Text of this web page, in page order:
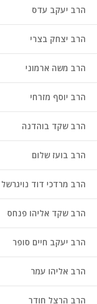
הרב יעקב עדס
הרב יצחק בצרי
הרב משה ארמוני
הרב יוסף מזרחי
הרב שקד בוהדנה
הרב בועז שלום
הרב מרדכי דוד נויגרשל
הרב שקד אליהו פנחס
הרב יעקב חיים סופר
הרב אליהו עמר
הרב הרצל חודר